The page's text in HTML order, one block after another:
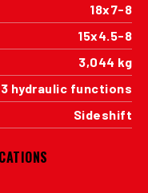
18x7-8
15x4.5-8
3,044 kg
3 hydraulic functions
Sideshift